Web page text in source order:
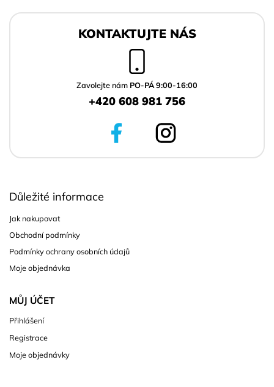
KONTAKTUJTE NÁS
Zavolejte nám PO-PÁ 9:00-16:00
+420 608 981 756
Důležité informace
Jak nakupovat
Obchodní podmínky
Podmínky ochrany osobních údajů
Moje objednávka
MŮJ ÚČET
Přihlášení
Registrace
Moje objednávky